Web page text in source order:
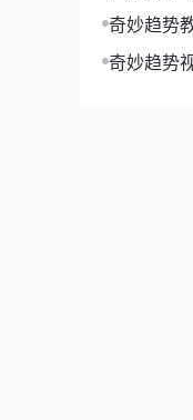
留一图应
奇妙趋势
化）
奇妙趋势